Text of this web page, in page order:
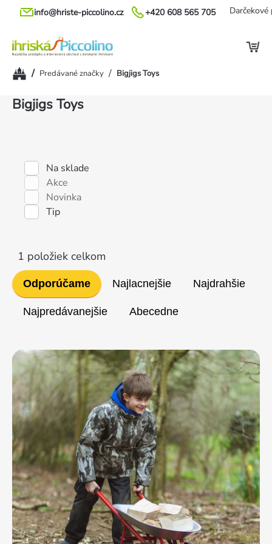
Prejsť
+420 608 565 705
info@hriste-piccolino.cz Darčekové
Domov
/ Predávané značky / Bigjigs Toys
Bigjigs Toys
Na sklade
Akce
Novinka
Tip
Radenie
produktov
Odporúčame Najlacnejšie Najdrahšie
Najpredávanejšie Abecedne
1 položiek celkom
Výpis